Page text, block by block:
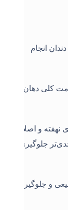
انجام
کلی دهان و
و اصلاح
جلوگیری
و جلوگیری